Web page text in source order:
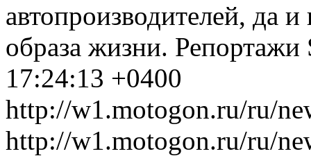
автопроизводителей, да
образа жизни. Репортажи
17:24:13 +0400
http://w1.motogon.ru/ru/
http://w1.motogon.ru/ru/